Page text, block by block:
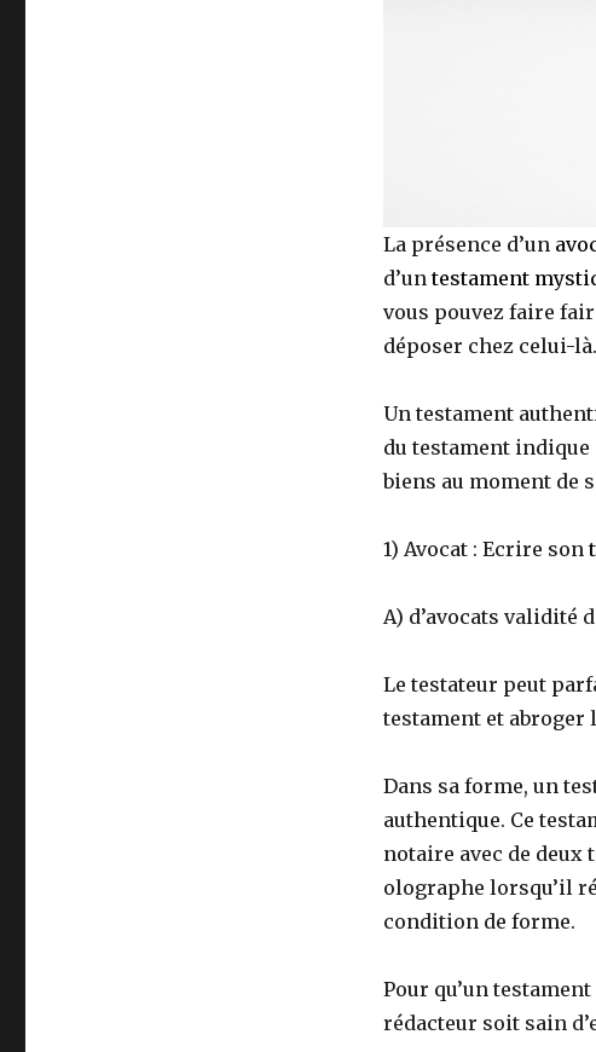
La présence d’un
d’untestament
vous pouvez faire
déposer chez celui-là.
Un testament
du testament
biens au moment de
1) Avocat : Ecrire son
A) d’avocats validité
Le testateur peut
testament et abroger
Dans sa forme, un
authentique. Ce
notaire avec de deux
olographe lorsqu’il
condition de forme.
Pour qu’un
rédacteur soit sain